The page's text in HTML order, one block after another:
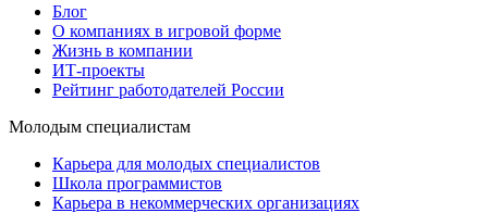
Блог
О компаниях в игровой форме
Жизнь в компании
ИТ-проекты
Рейтинг работодателей России
Молодым специалистам
Карьера для молодых специалистов
Школа программистов
Карьера в некоммерческих организациях